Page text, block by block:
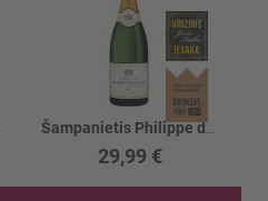
Šampanietis Philippe de Nantheuil Brut 12%
29,99 €